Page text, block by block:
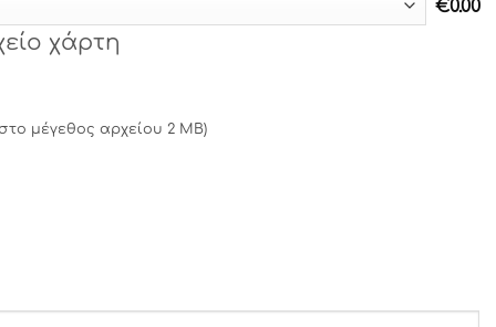
€0.00
χάρτη
μέγεθος αρχείου 2 MB)